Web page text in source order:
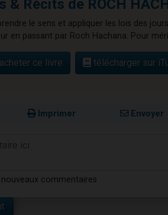
& Récits de ROCH
le sens et appliquer les lois des
en passant par Roch Hachana. Pour
acheter ce livre télécharger sur
Imprimer Envoyer
commentaires